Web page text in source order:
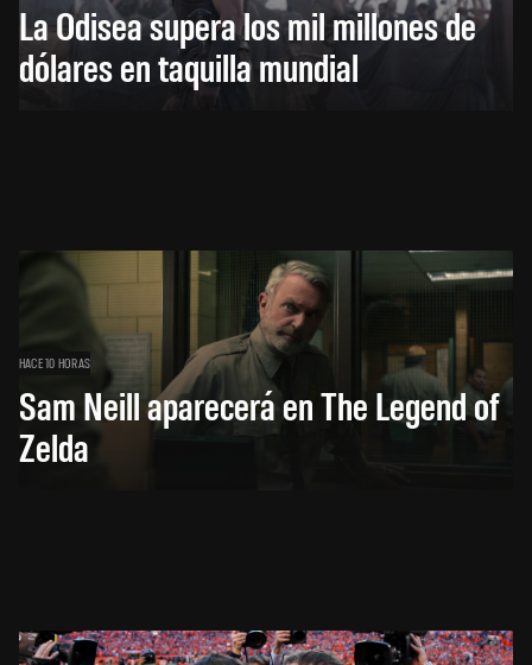
La Odisea supera los mil millones de
dólares en taquilla mundial
HACE 10 HORAS
Sam Neill aparecerá en The Legend of
Zelda